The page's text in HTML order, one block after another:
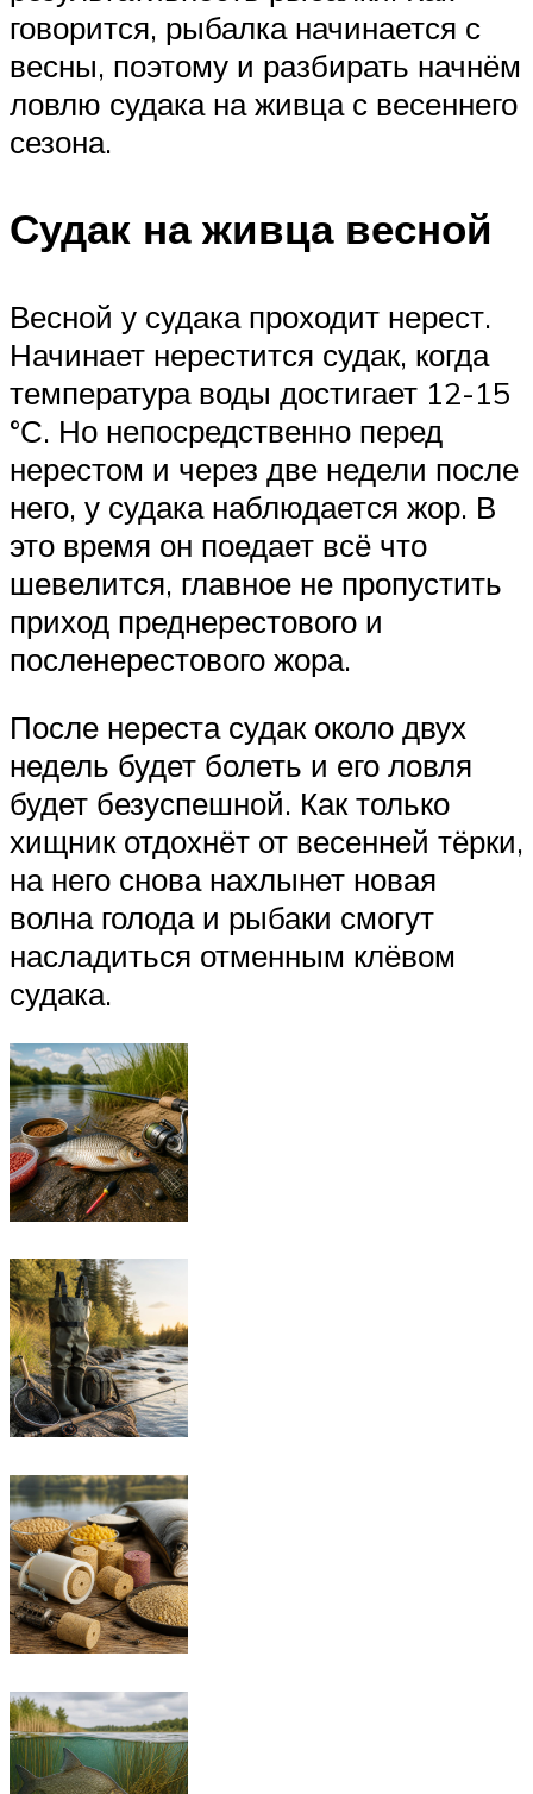
говорится, рыбалка начинается с
весны, поэтому и разбирать начнём
ловлю судака на живца с весеннего
сезона.
Судак на живца весной
Весной у судака проходит нерест.
Начинает нерестится судак, когда
температура воды достигает 12-15
°С. Но непосредственно перед
нерестом и через две недели после
него, у судака наблюдается жор. В
это время он поедает всё что
шевелится, главное не пропустить
приход преднерестового и
посленерестового жора.
После нереста судак около двух
недель будет болеть и его ловля
будет безуспешной. Как только
хищник отдохнёт от весенней тёрки,
на него снова нахлынет новая
волна голода и рыбаки смогут
насладиться отменным клёвом
судака.